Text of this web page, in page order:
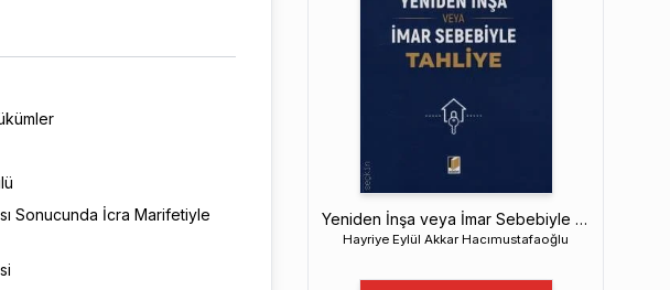
Sonucunda İcra Marifetiyle
Yeniden İnşa veya İmar Sebebiyle Tahliye
Hayriye Eylül Akkar Hacımustafaoğlu